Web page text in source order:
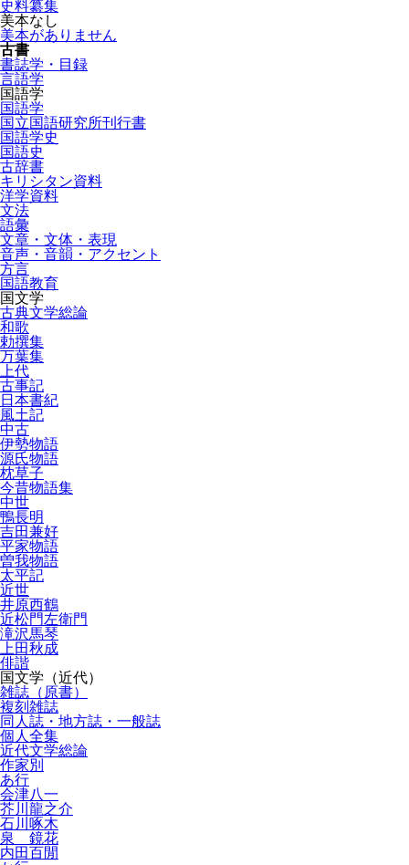
史料纂集
美本なし
美本がありません
古書
書誌学・目録
言語学
国語学
国語学
国立国語研究所刊行書
国語学史
国語史
古辞書
キリシタン資料
洋学資料
文法
語彙
文章・文体・表現
音声・音韻・アクセント
方言
国語教育
国文学
古典文学総論
和歌
勅撰集
万葉集
上代
古事記
日本書紀
風土記
中古
伊勢物語
源氏物語
枕草子
今昔物語集
中世
鴨長明
吉田兼好
平家物語
曽我物語
太平記
近世
井原西鶴
近松門左衛門
滝沢馬琴
上田秋成
俳諧
国文学（近代）
雑誌（原書）
複刻雑誌
同人誌・地方誌・一般誌
個人全集
近代文学総論
作家別
あ行
会津八一
芥川龍之介
石川啄木
泉 鏡花
内田百閒